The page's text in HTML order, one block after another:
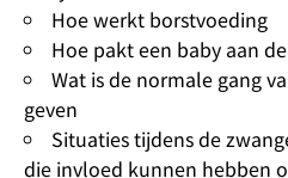
Hoe werkt borstvoeding
Hoe pakt een baby aan
Wat is de normale gang
geven
Situaties tijdens de
die invloed kunnen hebben